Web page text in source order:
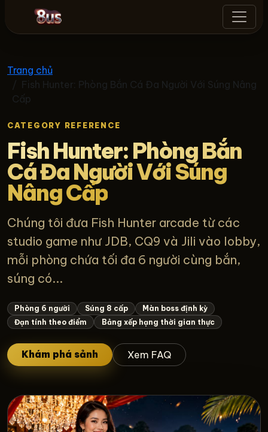
Trang chủ
Fish Hunter: Phòng Bắn Cá Đa Người Với Súng Nâng
Cấp
CATEGORY REFERENCE
Fish Hunter: Phòng Bắn
Cá Đa Người Với Súng
Nâng Cấp
Chúng tôi đưa Fish Hunter arcade từ các
studio game như JDB, CQ9 và Jili vào lobby,
mỗi phòng chứa tối đa 6 người cùng bắn,
súng có...
Phòng 6 người Súng 8 cấp
Màn boss định kỳ
Đạn tính theo điểm
Bảng xếp hạng thời gian thực
Khám phá sảnh Xem FAQ